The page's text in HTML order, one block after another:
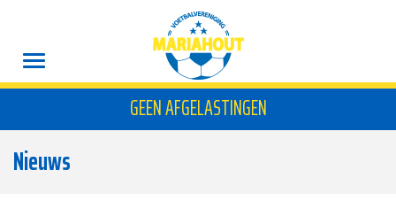
GEEN AFGELASTINGEN
Nieuws